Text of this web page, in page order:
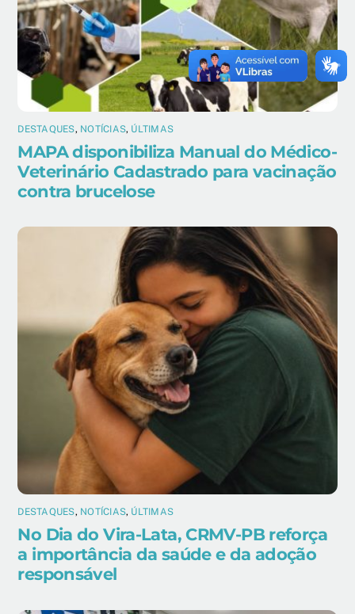
DESTAQUES, NOTÍCIAS, ÚLTIMAS
MAPA disponibiliza Manual do Médico-
Veterinário Cadastrado para vacinação
contra brucelose
DESTAQUES, NOTÍCIAS, ÚLTIMAS
No Dia do Vira-Lata, CRMV-PB reforça
a importância da saúde e da adoção
responsável